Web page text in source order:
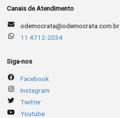
Canais de Atendimento
odemocrata@odemocrata.com.br
11 4712-2034
Siga-nos
Facebook
Instagram
Twitter
Youtube